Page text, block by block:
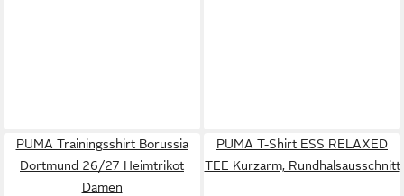
PUMA Trainingsshirt Borussia
Dortmund 26/27 Heimtrikot
Damen
PUMA T-Shirt ESS RELAXED
TEE Kurzarm, Rundhalsausschnitt